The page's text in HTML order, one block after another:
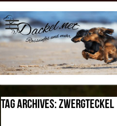
Tag Archives:Zwergteckel